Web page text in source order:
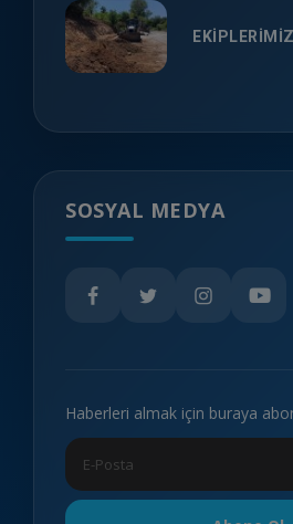
SOSYAL MEDYA
Haberleri almak için buraya